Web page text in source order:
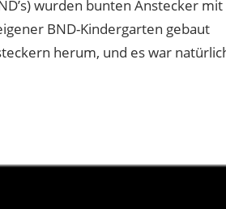
wurden bunten Anstecker mit
BND-Kindergarten gebaut
herum, und es war